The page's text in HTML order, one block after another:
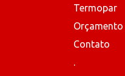
Termopar
Contato
.